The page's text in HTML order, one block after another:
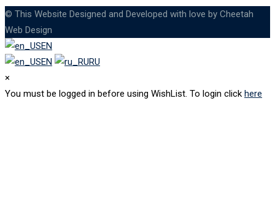
© This Website Designed and Developed with love by Cheetah
Web Design
EN
EN
RU
×
You must be logged in before using WishList. To login click here